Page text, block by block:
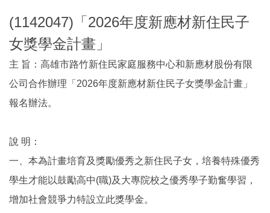
(1142047)「2026年度新應材新住民子
女獎學金計畫」
主 旨：高雄市路竹新住民家庭服務中心和新應材股份有限
公司合作辦理「2026年度新應材新住民子女獎學金計畫」
報名辦法。
說 明：
一、本為計畫培育及獎勵優秀之新住民子女，培養特殊優秀
學生才能以鼓勵高中(職)及大專院校之優秀學子勤奮學習，
增加社會競爭力特設立此獎學金。